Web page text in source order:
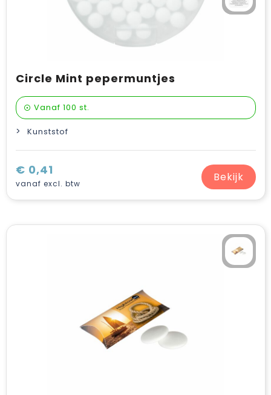
Circle Mint pepermuntjes
Vanaf 100 st.
Kunststof
€ 0,41
vanaf excl. btw Bekijk